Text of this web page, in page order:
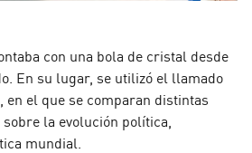
con una bola de cristal desde
En su lugar, se utilizó el llamado
en el que se comparan distintas
la evolución política,
mundial.